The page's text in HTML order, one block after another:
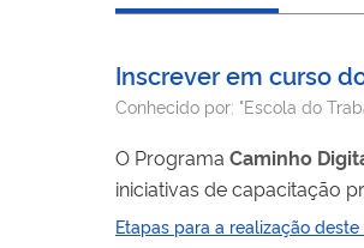
Inscrever em curso
Conhecido por: "Escola do
O Programa Caminho
iniciativas de capacitação
a Economia 4.0. Por meio da Plataforma de cursos Escola do Trabalhador 4.0, você pode cursos gratuitos com diferentes graus
Etapas para a realização